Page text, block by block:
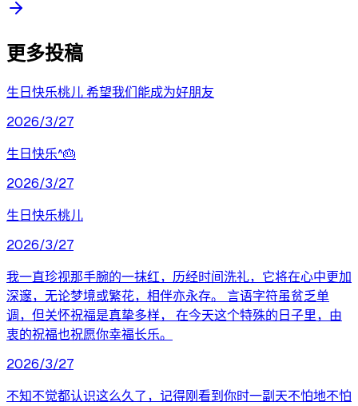
更多投稿
生日快乐桃儿 希望我们能成为好朋友
2026/3/27
生日快乐^🎂
2026/3/27
生日快乐桃儿
2026/3/27
我一直珍视那手腕的一抹红，历经时间洗礼，它将在心中更加
深邃，无论梦境或繁花，相伴亦永存。 言语字符虽贫乏单
调，但关怀祝福是真挚多样， 在今天这个特殊的日子里，由
衷的祝福也祝愿你幸福长乐。
2026/3/27
不知不觉都认识这么久了，记得刚看到你时一副天不怕地不怕